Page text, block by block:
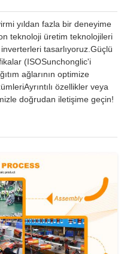
yıldan fazla bir deneyime
teknoloji üretim teknolojileri
tasarlıyoruz.Güçlü
(ISOSunchonglic'i
ağlarının optimize
özellikler veya
doğrudan iletişime geçin!